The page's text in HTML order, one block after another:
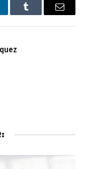
Tumblr Email